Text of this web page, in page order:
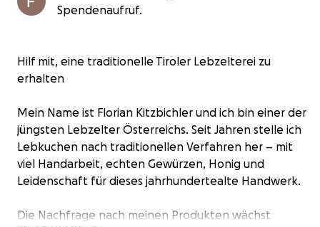
Spendenaufruf.
Hilf mit, eine traditionelle Tiroler Lebzelterei zu
erhalten
Mein Name ist Florian Kitzbichler und ich bin einer der
jüngsten Lebzelter Österreichs. Seit Jahren stelle ich
Lebkuchen nach traditionellen Verfahren her – mit
viel Handarbeit, echten Gewürzen, Honig und
Leidenschaft für dieses jahrhundertealte Handwerk.
Die Nachfrage nach meinen Produkten wächst